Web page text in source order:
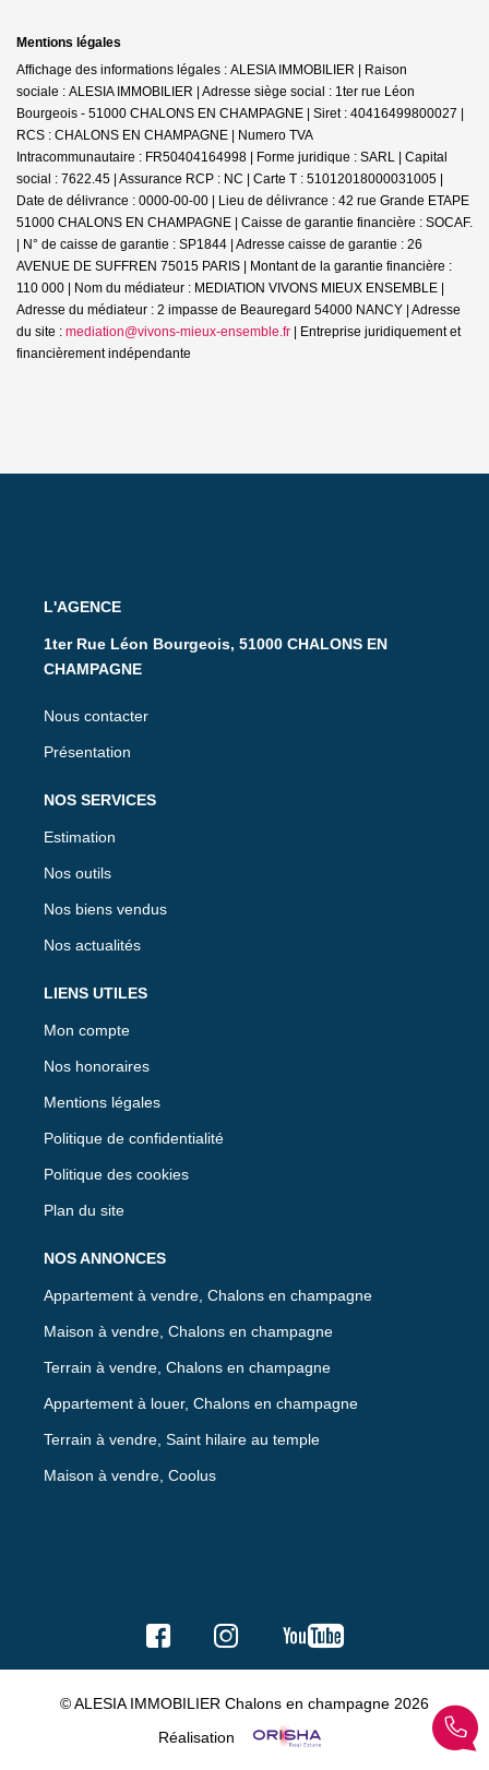
Mentions légales
Affichage des informations légales : ALESIA IMMOBILIER | Raison
sociale : ALESIA IMMOBILIER | Adresse siège social : 1ter rue Léon
Bourgeois - 51000 CHALONS EN CHAMPAGNE | Siret : 40416499800027 |
RCS : CHALONS EN CHAMPAGNE | Numero TVA
Intracommunautaire : FR50404164998 | Forme juridique : SARL | Capital
social : 7622.45 | Assurance RCP : NC | Carte T : 51012018000031005 |
Date de délivrance : 0000-00-00 | Lieu de délivrance : 42 rue Grande ETAPE
51000 CHALONS EN CHAMPAGNE | Caisse de garantie financière : SOCAF.
| N° de caisse de garantie : SP1844 | Adresse caisse de garantie : 26
AVENUE DE SUFFREN 75015 PARIS | Montant de la garantie financière :
110 000 | Nom du médiateur : MEDIATION VIVONS MIEUX ENSEMBLE |
Adresse du médiateur : 2 impasse de Beauregard 54000 NANCY | Adresse
du site : mediation@vivons-mieux-ensemble.fr | Entreprise juridiquement et
financièrement indépendante
L'AGENCE
1ter Rue Léon Bourgeois, 51000 CHALONS EN
CHAMPAGNE
Nous contacter
Présentation
NOS SERVICES
Estimation
Nos outils
Nos biens vendus
Nos actualités
LIENS UTILES
Mon compte
Nos honoraires
Mentions légales
Politique de confidentialité
Politique des cookies
Plan du site
NOS ANNONCES
Appartement à vendre, Chalons en champagne
Maison à vendre, Chalons en champagne
Terrain à vendre, Chalons en champagne
Appartement à louer, Chalons en champagne
Terrain à vendre, Saint hilaire au temple
Maison à vendre, Coolus
© ALESIA IMMOBILIER Chalons en champagne 2026
Réalisation